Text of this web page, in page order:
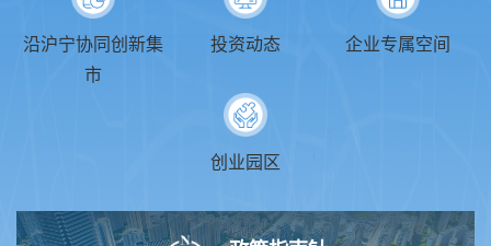
沿沪宁协同创新集
市
投资动态 企业专属空间
创业园区